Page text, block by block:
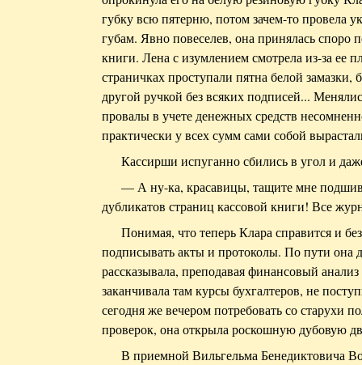
губку всю пятерню, потом зачем-то провела
губам. Явно повеселев, она принялась споро
книги. Лена с изумлением смотрела из-за ее
страничках проступали пятна белой
другой ручкой без всяких подписей...
провалы в учете денежных средств
практически у всех сумм сами собой
Кассирши испуганно сбились в угол и
— А ну-ка, красавицы, тащите мне
дубликатов страниц кассовой книги! Все
Понимая, что теперь Клара справится и
подписывать акты и протоколы. По пути она
рассказывала, преподавая финансовый
заканчивала там курсы бухгалтеров, не
сегодня же вечером потребовать со старухи
проверок, она открыла роскошную дубовую
В приемной Вильгельма Бенедиктовича